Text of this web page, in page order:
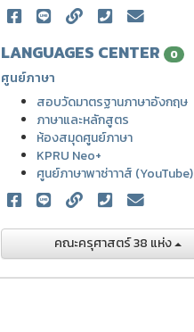
LANGUAGES CENTER 0
ศูนย์ภาษา
สอบวัดมาตรฐานภาษาอังกฤษ
ภาษาและหลักสูตร
ห้องสมุดศูนย์ภาษา
KPRU Neo+
ศูนย์ภาษาพาซ่าาาส์ (YouTube)
คณะครุศาสตร์ 38 แห่ง